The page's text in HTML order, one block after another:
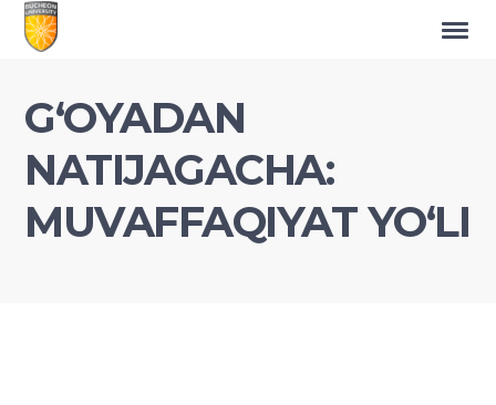
G‘OYADAN
NATIJAGACHA:
MUVAFFAQIYAT YO‘LI